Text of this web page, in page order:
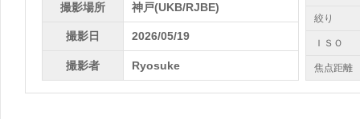
撮影場所 神戸(UKB/RJBE)
撮影日 2026/05/19
撮影者 Ryosuke
絞り
ＩＳＯ
焦点距離